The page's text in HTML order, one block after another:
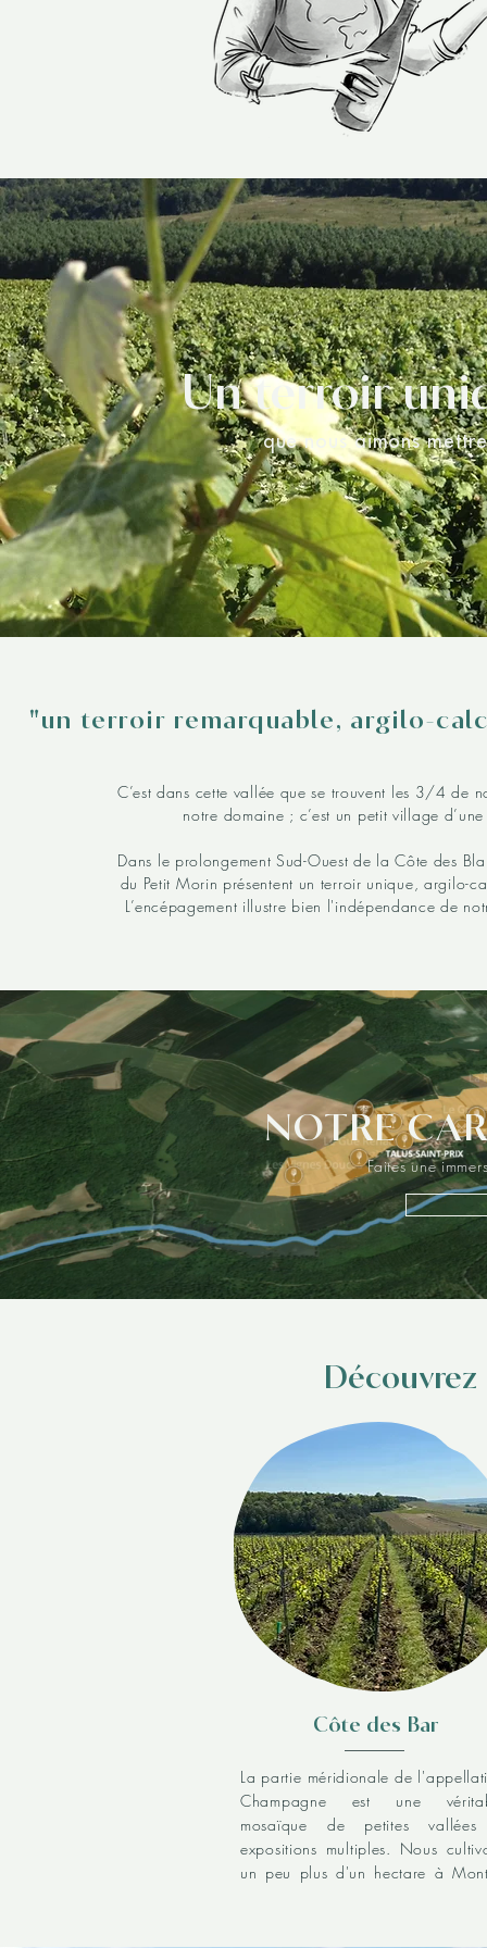
Un terroir
que nous aimons
"un terroir remarquable, argilo-
C’est dans cette vallée que se trouvent les 3/4 de
notre domaine ; c’est un petit village
Dans le prolongement Sud-Ouest de la Côte des
du Petit Morin présentent un terroir unique, argilo-
L’encépagement illustre bien l'indépendance de
au risque de gelées tardives. Le Meunier étant un
peu plus résistant au
Le domaine s’est agrandit récemment sur le
parcelle plantée avec un ancien cépage, le
NOTRE
Faites une
Côte des Bar
La partie méridionale de
Champagne est une
mosaïque de petites
expositions multiples. Nous
un peu plus d'un hectare à